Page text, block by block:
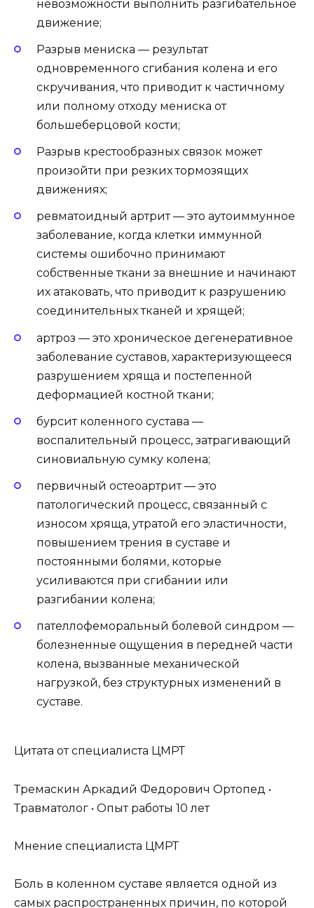
невозможности выполнить разгибательное
движение;
Разрыв мениска — результат
одновременного сгибания колена и его
скручивания, что приводит к частичному
или полному отходу мениска от
большеберцовой кости;
Разрыв крестообразных связок может
произойти при резких тормозящих
движениях;
ревматоидный артрит — это аутоиммунное
заболевание, когда клетки иммунной
системы ошибочно принимают
собственные ткани за внешние и начинают
их атаковать, что приводит к разрушению
соединительных тканей и хрящей;
артроз — это хроническое дегенеративное
заболевание суставов, характеризующееся
разрушением хряща и постепенной
деформацией костной ткани;
бурсит коленного сустава —
воспалительный процесс, затрагивающий
синовиальную сумку колена;
первичный остеоартрит — это
патологический процесс, связанный с
износом хряща, утратой его эластичности,
повышением трения в суставе и
постоянными болями, которые
усиливаются при сгибании или
разгибании колена;
пателлофеморальный болевой синдром —
болезненные ощущения в передней части
колена, вызванные механической
нагрузкой, без структурных изменений в
суставе.
Цитата от специалиста ЦМРТ
Тремаскин Аркадий Федорович Ортопед •
Травматолог • Опыт работы 10 лет
Мнение специалиста ЦМРТ
Боль в коленном суставе является одной из
самых распространенных причин, по которой